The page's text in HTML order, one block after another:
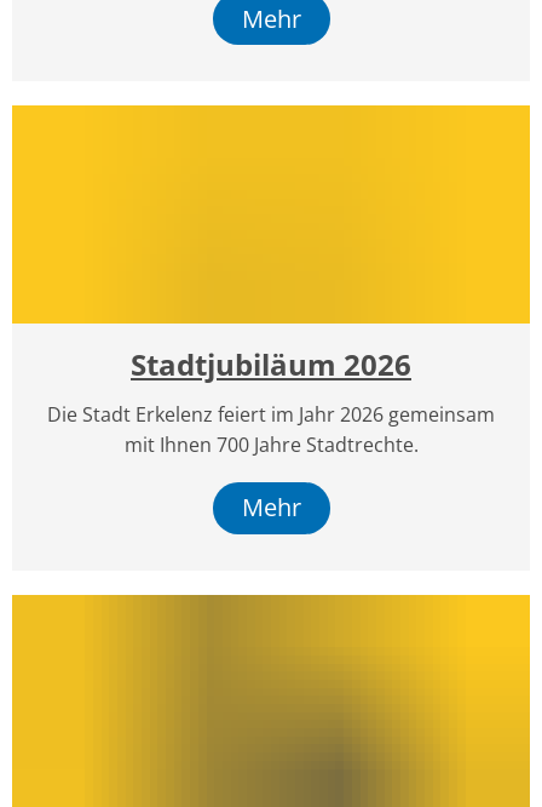
Mehr
Stadtjubiläum 2026
Die Stadt Erkelenz feiert im Jahr 2026 gemeinsam
mit Ihnen 700 Jahre Stadtrechte.
Mehr